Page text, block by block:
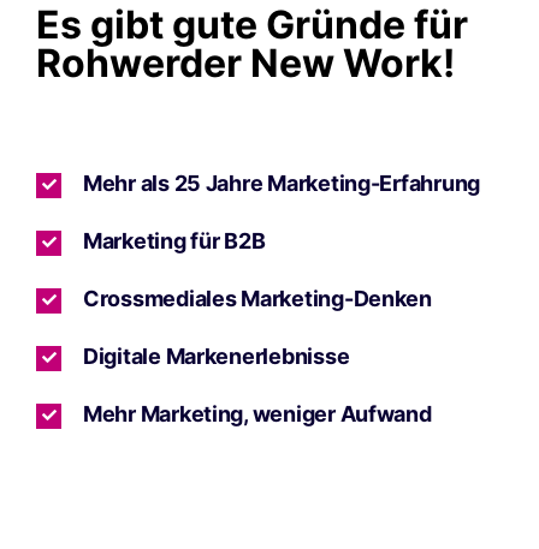
Es gibt gute Gründe für
Rohwerder New Work!
Mehr als 25 Jahre Marketing-Erfahrung
Marketing für B2B
Crossmediales Marketing-Denken
Digitale Markenerlebnisse
Mehr Marketing, weniger Aufwand